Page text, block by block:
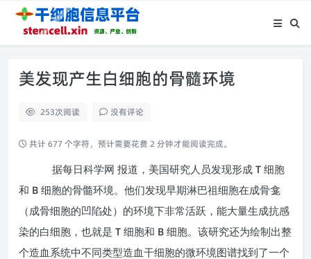
美发现产生白细胞的骨髓环境
253次阅读 没有评论
共计 677 个字符，预计需要花费 2 分钟才能阅读完成。
据每日科学网 报道，美国研究人员发现形成 T 细胞
和 B 细胞的骨髓环境。他们发现早期淋巴祖细胞在成骨龛
（成骨细胞的凹陷处）的环境下非常活跃，能大量生成抗感
染的白细胞，也就是 T 细胞和 B 细胞。该研究还为绘制出整
个造血系统中不同类型造血干细胞的微环境图谱找到了一个